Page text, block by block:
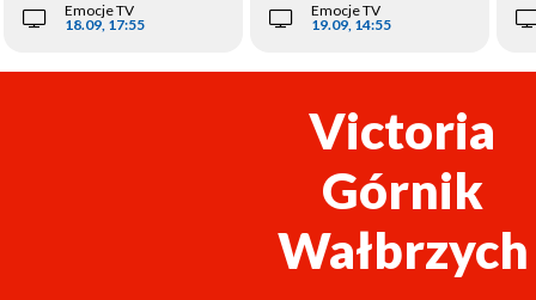
Emocje TV
18.09, 17:55
Emocje TV
19.09, 14:55
Victoria
Górnik
Wałbrzych